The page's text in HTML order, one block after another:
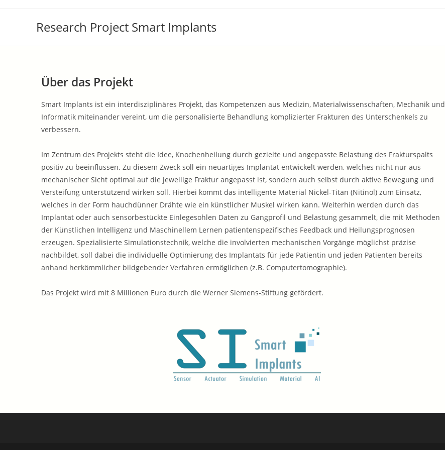
Research Project Smart Implants
Über das Projekt
Smart Implants ist ein interdisziplinäres Projekt, das Kompetenzen aus Medizin, Materialwissenschaften, Mechanik und
Informatik miteinander vereint, um die personalisierte Behandlung komplizierter Frakturen des Unterschenkels zu
verbessern.
Im Zentrum des Projekts steht die Idee, Knochenheilung durch gezielte und angepasste Belastung des Frakturspalts
positiv zu beeinflussen. Zu diesem Zweck soll ein neuartiges Implantat entwickelt werden, welches nicht nur aus
mechanischer Sicht optimal auf die jeweilige Fraktur angepasst ist, sondern auch selbst durch aktive Bewegung und
Versteifung unterstützend wirken soll. Hierbei kommt das intelligente Material Nickel-Titan (Nitinol) zum Einsatz,
welches in der Form hauchdünner Drähte wie ein künstlicher Muskel wirken kann. Weiterhin werden durch das
Implantat oder auch sensorbestückte Einlegesohlen Daten zu Gangprofil und Belastung gesammelt, die mit Methoden
der Künstlichen Intelligenz und Maschinellem Lernen patientenspezifisches Feedback und Heilungsprognosen
erzeugen. Spezialisierte Simulationstechnik, welche die involvierten mechanischen Vorgänge möglichst präzise
nachbildet, soll dabei die individuelle Optimierung des Implantats für jede Patientin und jeden Patienten bereits
anhand herkömmlicher bildgebender Verfahren ermöglichen (z.B. Computertomographie).
Das Projekt wird mit 8 Millionen Euro durch die Werner Siemens-Stiftung gefördert.